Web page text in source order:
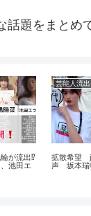
話題をまとめ
が流出⁉️
池田エ
芸能人流出
拡散希望
声 坂本